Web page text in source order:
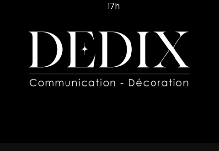
17h